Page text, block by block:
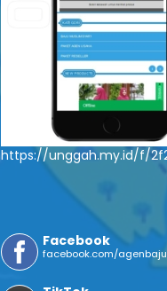
https://unggah.my.id/f/
Facebook
facebook.com/